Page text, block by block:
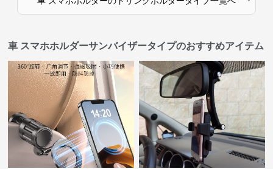
車 スマホホルダーサンバイザータイプのおすすめアイテム